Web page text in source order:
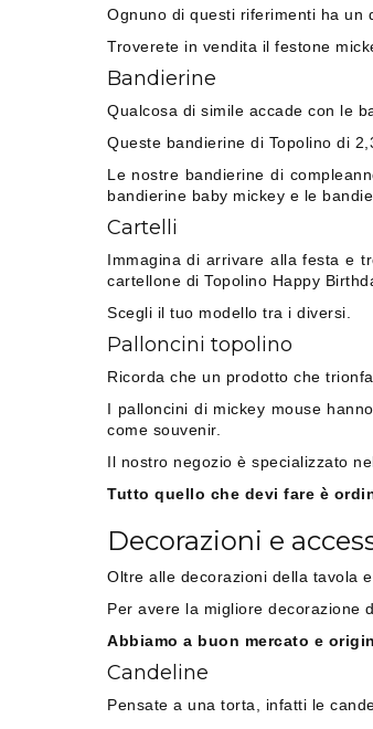
Ognuno di questi riferimenti ha un
Troverete in vendita il festone
Bandierine
Qualcosa di simile accade con le
Queste bandierine di Topolino di
Le nostre bandierine di
bandierine baby mickey e le
Cartelli
Immagina di arrivare alla festa e
cartellone di Topolino Happy
Scegli il tuo modello tra i diversi.
Palloncini topolino
Ricorda che un prodotto che
I palloncini di mickey mouse
come souvenir.
Il nostro negozio è specializzato
Tutto quello che devi fare è
Decorazioni e
Oltre alle decorazioni della tavola
Per avere la migliore decorazione
Abbiamo a buon mercato e
Candeline
Pensate a una torta, infatti le